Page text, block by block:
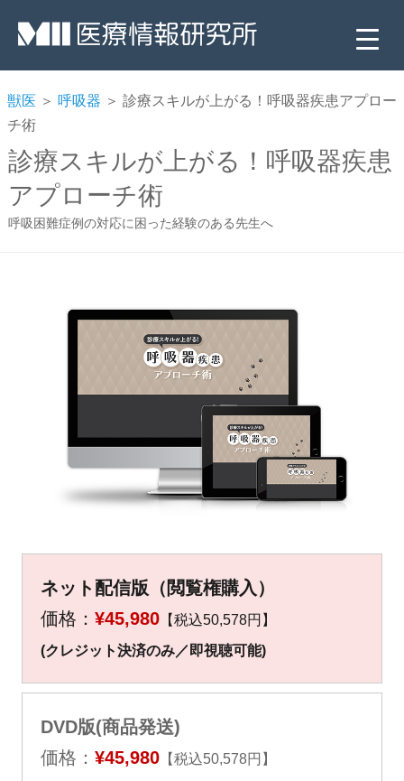
獣医 ＞ 呼吸器 ＞ 診療スキルが上がる！呼吸器疾患アプロー
チ術
診療スキルが上がる！呼吸器疾患
アプローチ術
呼吸困難症例の対応に困った経験のある先生へ
ネット配信版（閲覧権購入）
価格： ¥45,980【税込50,578円】
(クレジット決済のみ／即視聴可能)
DVD版(商品発送)
価格： ¥45,980【税込50,578円】